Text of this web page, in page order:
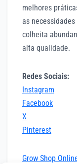
melhores
as
colheita
alta qualidade.
Redes Sociais:
Instagram
Facebook
X
Pinterest
Grow Shop